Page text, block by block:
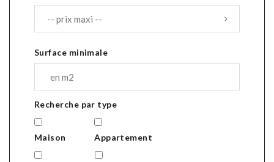
Surface minimale
Recherche par type
Maison Appartement